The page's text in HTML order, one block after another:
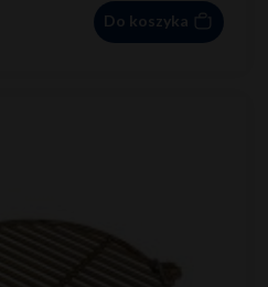
Do koszyka